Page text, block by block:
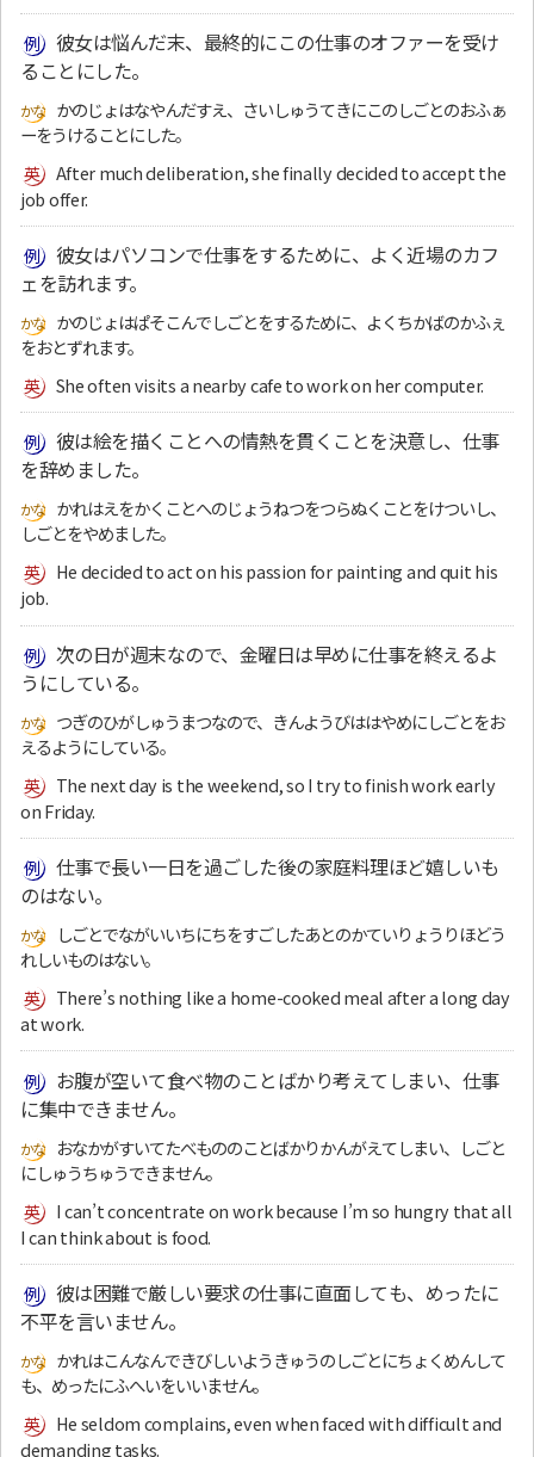
彼女は悩んだ末、最終的にこの仕事のオファーを受け
ることにした。
かのじょはなやんだすえ、さいしゅうてきにこのしごとのおふぁ
ーをうけることにした。
After much deliberation, she finally decided to accept the
job offer.
彼女はパソコンで仕事をするために、よく近場のカフ
ェを訪れます。
かのじょはぱそこんでしごとをするために、よくちかばのかふぇ
をおとずれます。
She often visits a nearby cafe to work on her computer.
彼は絵を描くことへの情熱を貫くことを決意し、仕事
を辞めました。
かれはえをかくことへのじょうねつをつらぬくことをけついし、
しごとをやめました。
He decided to act on his passion for painting and quit his
job.
次の日が週末なので、金曜日は早めに仕事を終えるよ
うにしている。
つぎのひがしゅうまつなので、きんようびははやめにしごとをお
えるようにしている。
The next day is the weekend, so I try to finish work early
on Friday.
仕事で長い一日を過ごした後の家庭料理ほど嬉しいも
のはない。
しごとでながいいちにちをすごしたあとのかていりょうりほどう
れしいものはない。
There’s nothing like a home-cooked meal after a long day
at work.
お腹が空いて食べ物のことばかり考えてしまい、仕事
に集中できません。
おなかがすいてたべもののことばかりかんがえてしまい、しごと
にしゅうちゅうできません。
I can’t concentrate on work because I’m so hungry that all
I can think about is food.
彼は困難で厳しい要求の仕事に直面しても、めったに
不平を言いません。
かれはこんなんできびしいようきゅうのしごとにちょくめんして
も、めったにふへいをいいません。
He seldom complains, even when faced with difficult and
demanding tasks.